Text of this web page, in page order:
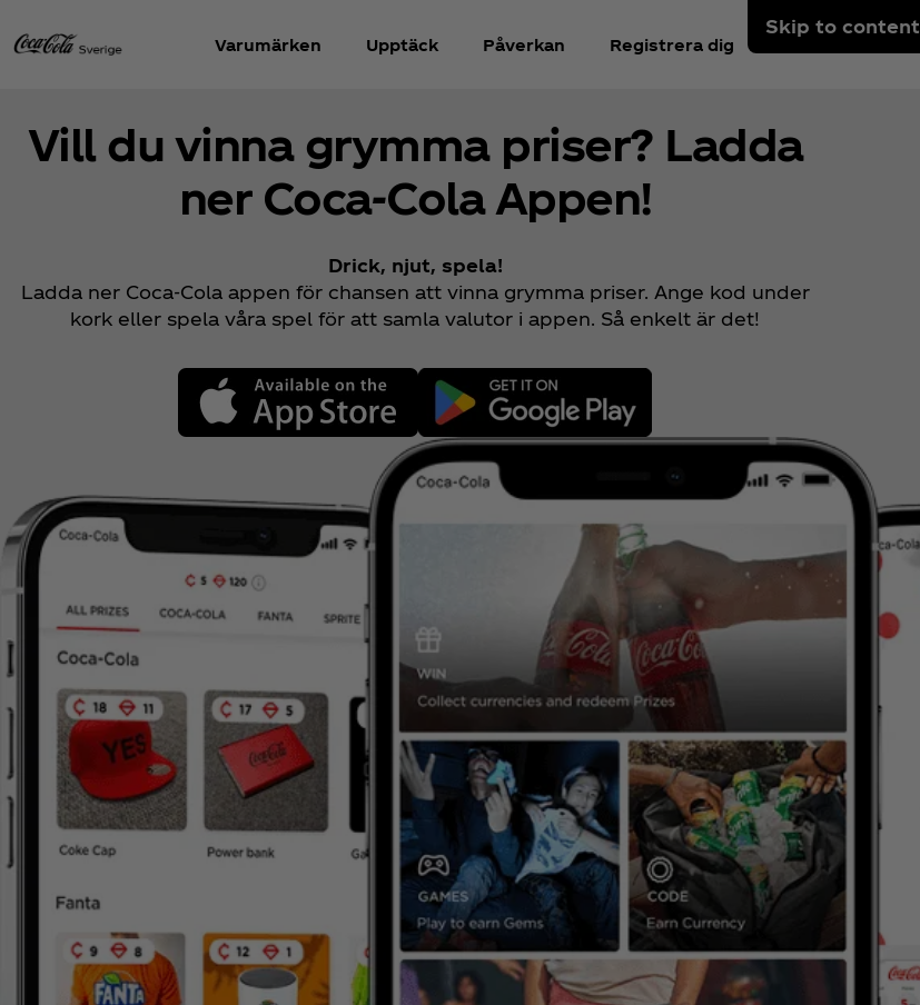
Skip to content
Varumärken Upptäck Påverkan Registrera dig
Vill du vinna grymma priser? Ladda
ner Coca‑Cola Appen!
Drick, njut, spela!
Ladda ner Coca‑Cola appen för chansen att vinna grymma priser. Ange kod under
kork eller spela våra spel för att samla valutor i appen. Så enkelt är det!